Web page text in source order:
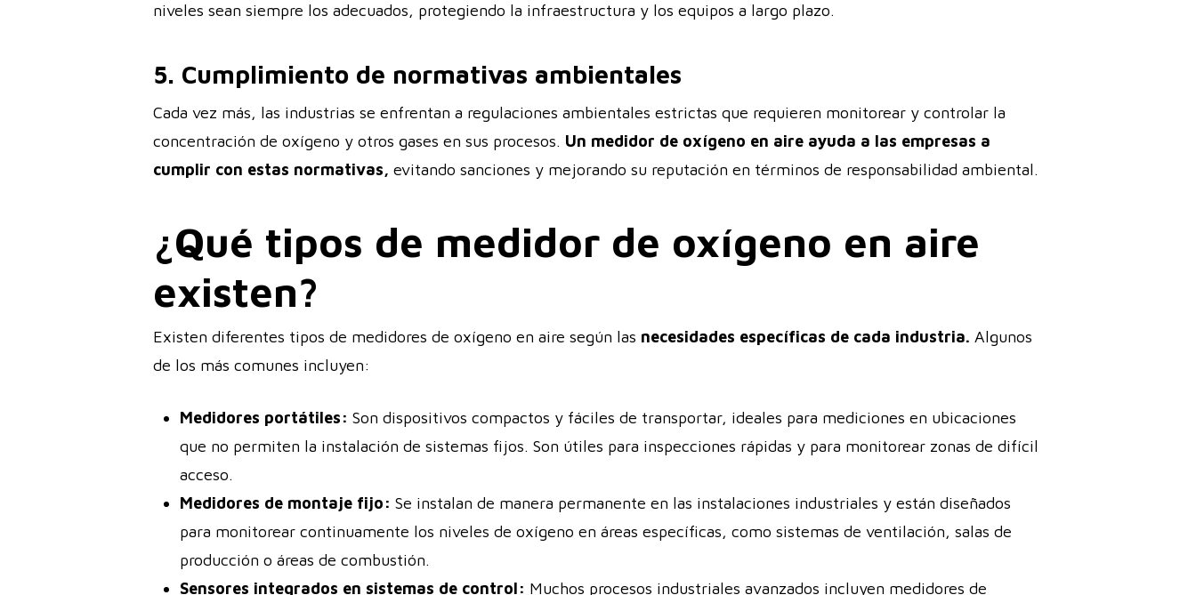
niveles sean siempre los adecuados, protegiendo la infraestructura y los equipos a largo plazo.
5. Cumplimiento de normativas ambientales
Cada vez más, las industrias se enfrentan a regulaciones ambientales estrictas que requieren monitorear y controlar la
concentración de oxígeno y otros gases en sus procesos. Un medidor de oxígeno en aire ayuda a las empresas a
cumplir con estas normativas, evitando sanciones y mejorando su reputación en términos de responsabilidad ambiental.
¿Qué tipos de medidor de oxígeno en aire
existen?
Existen diferentes tipos de medidores de oxígeno en aire según las necesidades específicas de cada industria. Algunos
de los más comunes incluyen:
Medidores portátiles: Son dispositivos compactos y fáciles de transportar, ideales para mediciones en ubicaciones
que no permiten la instalación de sistemas fijos. Son útiles para inspecciones rápidas y para monitorear zonas de difícil
acceso.
Medidores de montaje fijo: Se instalan de manera permanente en las instalaciones industriales y están diseñados
para monitorear continuamente los niveles de oxígeno en áreas específicas, como sistemas de ventilación, salas de
producción o áreas de combustión.
Sensores integrados en sistemas de control: Muchos procesos industriales avanzados incluyen medidores de